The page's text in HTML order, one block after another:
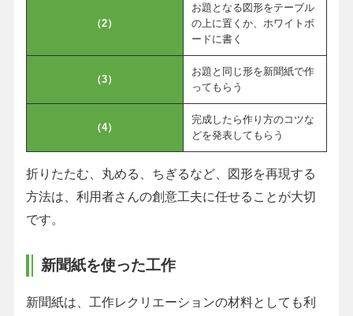
（2）
お題となる図形をテーブル
の上に置くか、ホワイトボ
ードに書く
（3）
お題と同じ形を新聞紙で作
ってもらう
（4）
完成したら作り方のコツな
どを発表してもらう
折りたたむ、丸める、ちぎるなど、図形を再現する
方法は、利用者さんの創意工夫に任せることが大切
です。
新聞紙を使った工作
新聞紙は、工作レクリエーションの材料としても利